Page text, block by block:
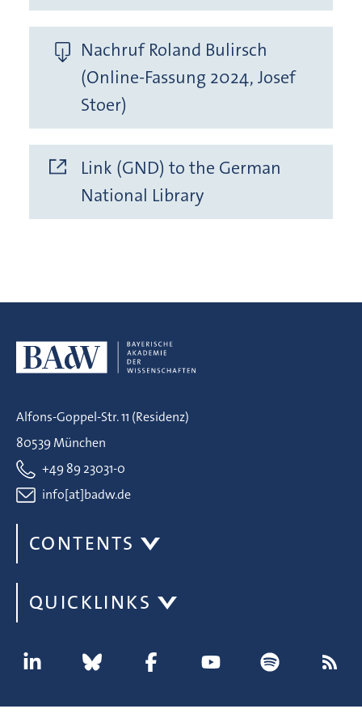
Nachruf Roland Bulirsch
(Online-Fassung 2024, Josef
Stoer)
Link (GND) to the German
National Library
Alfons-Goppel-Str. 11 (Residenz)
80539 München
+49 89 23031-0
info[at]badw.de
CONTENTS
QUICKLINKS